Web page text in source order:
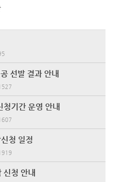
선발 결과 안내
기간 운영 안내
청 일정
청 안내